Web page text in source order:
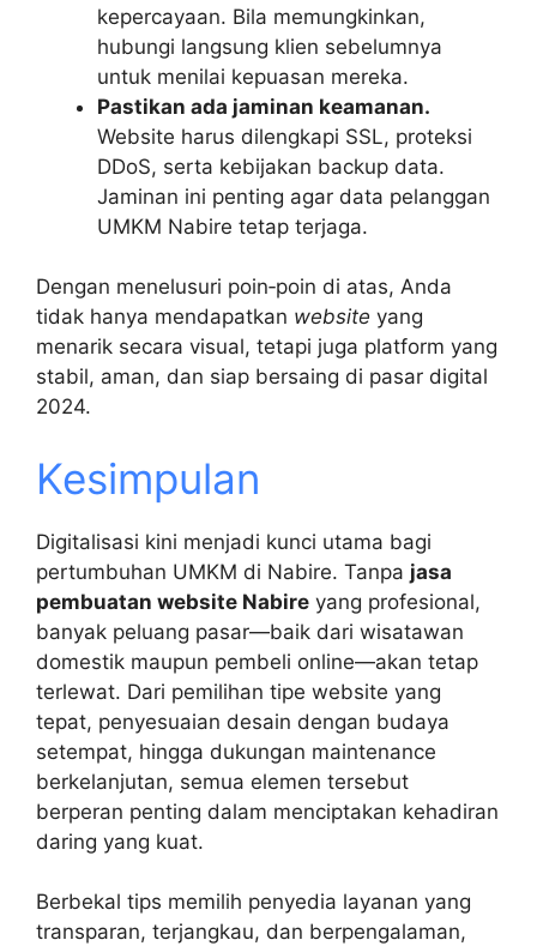
kepercayaan. Bila memungkinkan,
hubungi langsung klien sebelumnya
untuk menilai kepuasan mereka.
Pastikan ada jaminan keamanan.
Website harus dilengkapi SSL, proteksi
DDoS, serta kebijakan backup data.
Jaminan ini penting agar data pelanggan
UMKM Nabire tetap terjaga.
Dengan menelusuri poin‑poin di atas, Anda
tidak hanya mendapatkan website yang
menarik secara visual, tetapi juga platform yang
stabil, aman, dan siap bersaing di pasar digital
2024.
Kesimpulan
Digitalisasi kini menjadi kunci utama bagi
pertumbuhan UMKM di Nabire. Tanpa jasa
pembuatan website Nabire yang profesional,
banyak peluang pasar—baik dari wisatawan
domestik maupun pembeli online—akan tetap
terlewat. Dari pemilihan tipe website yang
tepat, penyesuaian desain dengan budaya
setempat, hingga dukungan maintenance
berkelanjutan, semua elemen tersebut
berperan penting dalam menciptakan kehadiran
daring yang kuat.
Berbekal tips memilih penyedia layanan yang
transparan, terjangkau, dan berpengalaman,